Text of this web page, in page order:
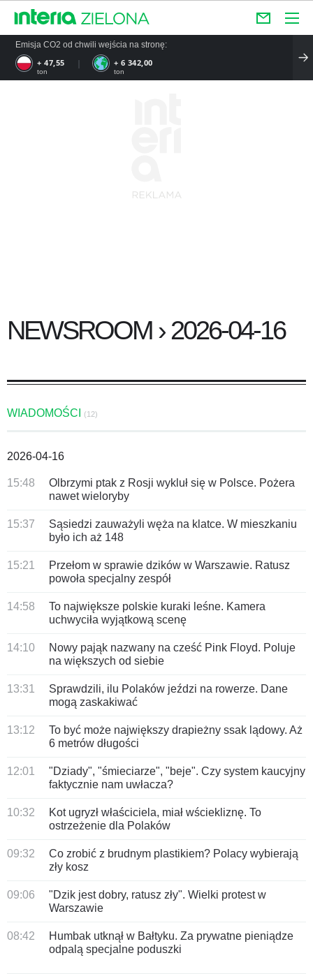
Emisja CO2 od chwili wejścia na stronę:
+ 57,06
ton
+ 7 610,40
ton
NEWSROOM › 2026-04-16
WIADOMOŚCI (12)
2026-04-16
15:48
Olbrzymi ptak z Rosji wykluł się w Polsce. Pożera
nawet wieloryby
15:37
Sąsiedzi zauważyli węża na klatce. W mieszkaniu
było ich aż 148
15:21
Przełom w sprawie dzików w Warszawie. Ratusz
powoła specjalny zespół
14:58
To największe polskie kuraki leśne. Kamera
uchwyciła wyjątkową scenę
14:10
Nowy pająk nazwany na cześć Pink Floyd. Poluje
na większych od siebie
13:31
Sprawdzili, ilu Polaków jeździ na rowerze. Dane
mogą zaskakiwać
13:12
To być może największy drapieżny ssak lądowy. Aż
6 metrów długości
12:01
"Dziady", "śmieciarze", "beje". Czy system kaucyjny
faktycznie nam uwłacza?
10:32
Kot ugryzł właściciela, miał wściekliznę. To
ostrzeżenie dla Polaków
09:32
Co zrobić z brudnym plastikiem? Polacy wybierają
zły kosz
09:06
"Dzik jest dobry, ratusz zły". Wielki protest w
Warszawie
08:42
Humbak utknął w Bałtyku. Za prywatne pieniądze
odpalą specjalne poduszki